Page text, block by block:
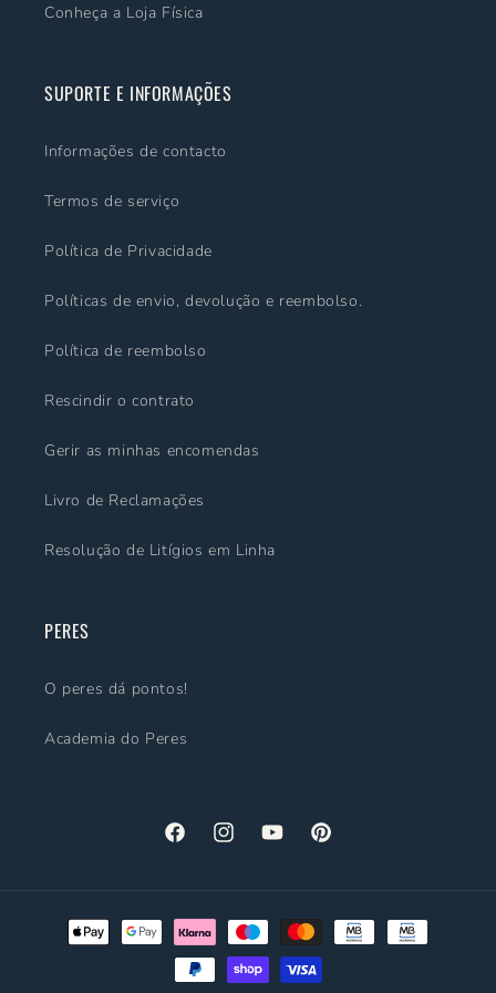
Conheça a Loja Física
SUPORTE E INFORMAÇÕES
Informações de contacto
Termos de serviço
Política de Privacidade
Políticas de envio, devolução e reembolso.
Política de reembolso
Rescindir o contrato
Gerir as minhas encomendas
Livro de Reclamações
Resolução de Litígios em Linha
PERES
O peres dá pontos!
Academia do Peres
FacebookInstagramYouTubePinterest
Métodos